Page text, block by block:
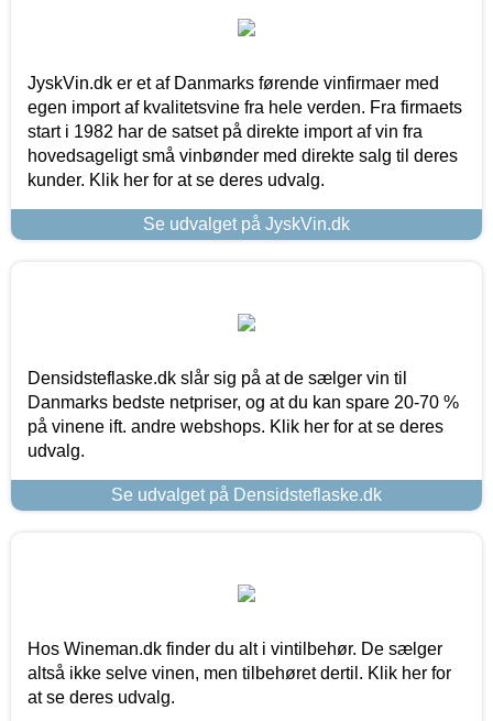
JyskVin.dk er et af Danmarks førende vinfirmaer med
egen import af kvalitetsvine fra hele verden. Fra firmaets
start i 1982 har de satset på direkte import af vin fra
hovedsageligt små vinbønder med direkte salg til deres
kunder. Klik her for at se deres udvalg.
Se udvalget på JyskVin.dk
Densidsteflaske.dk slår sig på at de sælger vin til
Danmarks bedste netpriser, og at du kan spare 20-70 %
på vinene ift. andre webshops. Klik her for at se deres
udvalg.
Se udvalget på Densidsteflaske.dk
Hos Wineman.dk finder du alt i vintilbehør. De sælger
altså ikke selve vinen, men tilbehøret dertil. Klik her for
at se deres udvalg.